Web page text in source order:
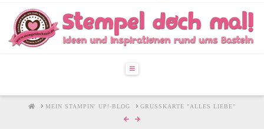
Navigation
HOMEMEIN STAMPIN' UP!-BLOG GRUSSKARTE "ALLES LIEBE"